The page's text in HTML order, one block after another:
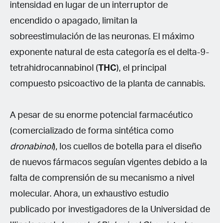
intensidad en lugar de un interruptor de
encendido o apagado, limitan la
sobreestimulación de las neuronas. El máximo
exponente natural de esta categoría es el delta-9-
tetrahidrocannabinol (THC), el principal
compuesto psicoactivo de la planta de cannabis.
A pesar de su enorme potencial farmacéutico
(comercializado de forma sintética como
dronabinol), los cuellos de botella para el diseño
de nuevos fármacos seguían vigentes debido a la
falta de comprensión de su mecanismo a nivel
molecular. Ahora, un exhaustivo estudio
publicado por investigadores de la Universidad de